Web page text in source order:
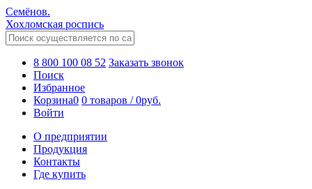
Семёнов.
Хохломская роспись
8 800 100 08 52 Заказать звонок
Поиск
Избранное
Корзина0 0 товаров /0руб.
Войти
О предприятии
Продукция
Контакты
Где купить